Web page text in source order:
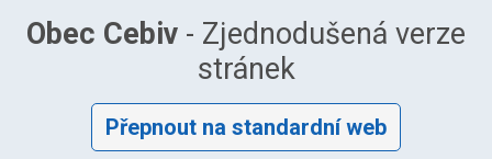
Obec Cebiv - Zjednodušená verze
stránek
Přepnout na standardní web